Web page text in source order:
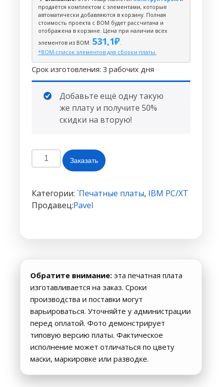
продаётся комплектом с элементами, которые
автоматически добавляются в корзину. Полная
стоимость проекта с BOM будет рассчитана и
отображена в корзине. Цена при наличии всех
элементов из ВОМ: 531,1₽
*BOM-список элементов для сборки платы.
Срок изготовления: 3 рабочих дня
Добавьте ещё одну такую
же плату и получите 50%
скидки на вторую!
Количество
товара
HIDman
#773(фиолетовая
маска)
Заказать
Категории: `Печатные платы, IBM PC/XT
Продавец:Pavel
Обратите внимание: эта печатная плата
изготавливается на заказ. Сроки
производства и поставки могут
варьироваться. Уточняйте у администрации
перед оплатой. Фото демонстрирует
типовую версию платы. Фактическое
исполнение может отличаться по цвету
маски, маркировке или разводке.